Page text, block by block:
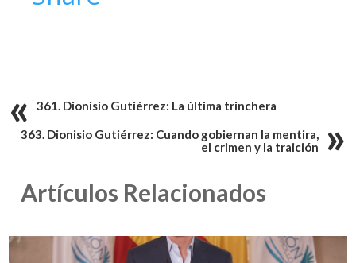
361. Dionisio Gutiérrez: La última trinchera
363. Dionisio Gutiérrez: Cuando gobiernan la mentira,
el crimen y la traición
Artículos Relacionados